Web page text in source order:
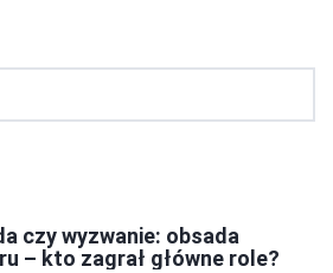
czy wyzwanie: obsada
– kto zagrał główne role?